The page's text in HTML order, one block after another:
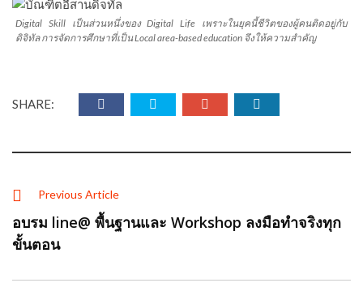
Digital Skill เป็นส่วนหนึ่งของ Digital Life เพราะในยุคนี้ชีวิตของผู้คนติดอยู่กับ
ดิจิทัล การจัดการศึกษาที่เป็น Local area-based education จึงให้ความสำคัญ
SHARE:
Previous Article
อบรม line@ พื้นฐานและ Workshop ลงมือทำจริงทุก
ขั้นตอน